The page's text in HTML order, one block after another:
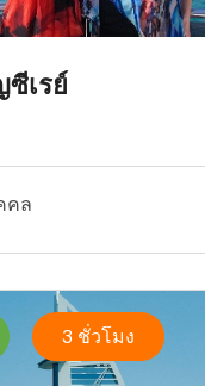
ซีเรย์
คล
3 ชั่วโมง